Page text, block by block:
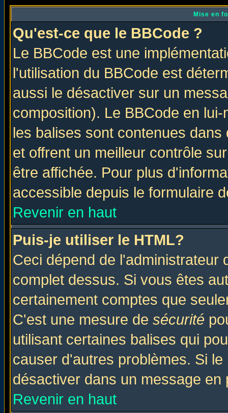
Mise en
Qu'est-ce que le BBCode ?
Le BBCode est une
l'utilisation du BBCode est
aussi le désactiver sur un
composition). Le BBCode en
les balises sont contenues
et offrent un meilleur contrôle
être affichée. Pour plus
accessible depuis le formulaire
Revenir en haut
Puis-je utiliser le HTML?
Ceci dépend de l'administrateur
complet dessus. Si vous êtes
certainement comptes que
C'est une mesure de sécurité
utilisant certaines balises qui
causer d'autres problèmes. Si
désactiver dans un message
Revenir en haut